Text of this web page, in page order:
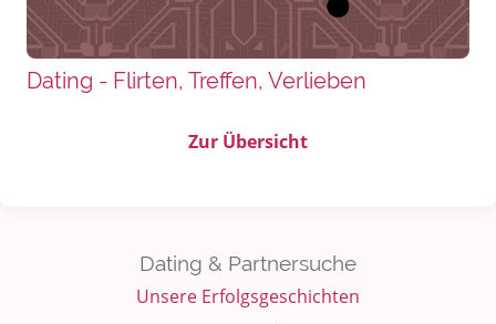
Dating - Flirten, Treffen, Verlieben
Zur Übersicht
Dating & Partnersuche
Unsere Erfolgsgeschichten